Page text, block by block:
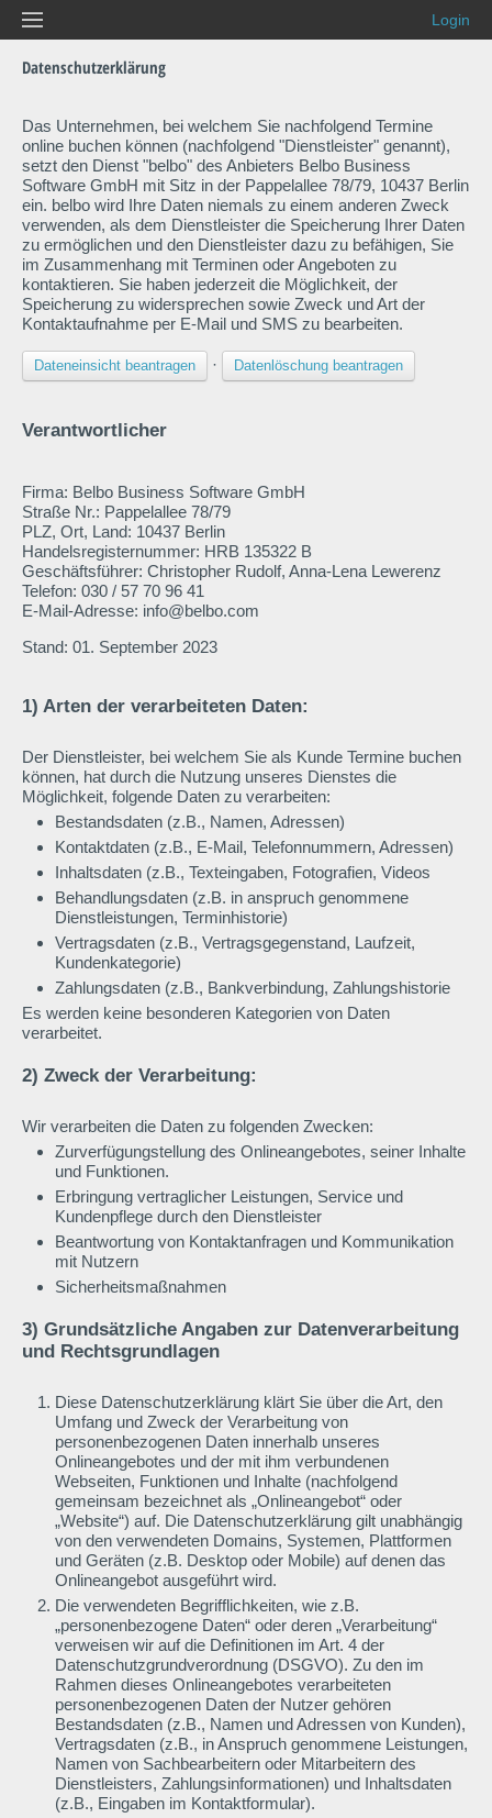
Login
Datenschutzerklärung
Das Unternehmen, bei welchem Sie nachfolgend Termine
online buchen können (nachfolgend "Dienstleister" genannt),
setzt den Dienst "belbo" des Anbieters Belbo Business
Software GmbH mit Sitz in der Pappelallee 78/79, 10437 Berlin
ein. belbo wird Ihre Daten niemals zu einem anderen Zweck
verwenden, als dem Dienstleister die Speicherung Ihrer Daten
zu ermöglichen und den Dienstleister dazu zu befähigen, Sie
im Zusammenhang mit Terminen oder Angeboten zu
kontaktieren. Sie haben jederzeit die Möglichkeit, der
Speicherung zu widersprechen sowie Zweck und Art der
Kontaktaufnahme per E-Mail und SMS zu bearbeiten.
Dateneinsicht beantragen · Datenlöschung beantragen
Verantwortlicher
Firma: Belbo Business Software GmbH
Straße Nr.: Pappelallee 78/79
PLZ, Ort, Land: 10437 Berlin
Handelsregisternummer: HRB 135322 B
Geschäftsführer: Christopher Rudolf, Anna-Lena Lewerenz
Telefon: 030 / 57 70 96 41
E-Mail-Adresse: info@belbo.com
Stand: 01. September 2023
1) Arten der verarbeiteten Daten:
Der Dienstleister, bei welchem Sie als Kunde Termine buchen
können, hat durch die Nutzung unseres Dienstes die
Möglichkeit, folgende Daten zu verarbeiten:
Bestandsdaten (z.B., Namen, Adressen)
Kontaktdaten (z.B., E-Mail, Telefonnummern, Adressen)
Inhaltsdaten (z.B., Texteingaben, Fotografien, Videos
Behandlungsdaten (z.B. in anspruch genommene
Dienstleistungen, Terminhistorie)
Vertragsdaten (z.B., Vertragsgegenstand, Laufzeit,
Kundenkategorie)
Zahlungsdaten (z.B., Bankverbindung, Zahlungshistorie
Es werden keine besonderen Kategorien von Daten
verarbeitet.
2) Zweck der Verarbeitung:
Wir verarbeiten die Daten zu folgenden Zwecken:
Zurverfügungstellung des Onlineangebotes, seiner Inhalte
und Funktionen.
Erbringung vertraglicher Leistungen, Service und
Kundenpflege durch den Dienstleister
Beantwortung von Kontaktanfragen und Kommunikation
mit Nutzern
Sicherheitsmaßnahmen
3) Grundsätzliche Angaben zur Datenverarbeitung
und Rechtsgrundlagen
Diese Datenschutzerklärung klärt Sie über die Art, den
Umfang und Zweck der Verarbeitung von
personenbezogenen Daten innerhalb unseres
Onlineangebotes und der mit ihm verbundenen
Webseiten, Funktionen und Inhalte (nachfolgend
gemeinsam bezeichnet als „Onlineangebot“ oder
„Website“) auf. Die Datenschutzerklärung gilt unabhängig
von den verwendeten Domains, Systemen, Plattformen
und Geräten (z.B. Desktop oder Mobile) auf denen das
Onlineangebot ausgeführt wird.
Die verwendeten Begrifflichkeiten, wie z.B.
„personenbezogene Daten“ oder deren „Verarbeitung“
verweisen wir auf die Definitionen im Art. 4 der
Datenschutzgrundverordnung (DSGVO). Zu den im
Rahmen dieses Onlineangebotes verarbeiteten
personenbezogenen Daten der Nutzer gehören
Bestandsdaten (z.B., Namen und Adressen von Kunden),
Vertragsdaten (z.B., in Anspruch genommene Leistungen,
Namen von Sachbearbeitern oder Mitarbeitern des
Dienstleisters, Zahlungsinformationen) und Inhaltsdaten
(z.B., Eingaben im Kontaktformular).